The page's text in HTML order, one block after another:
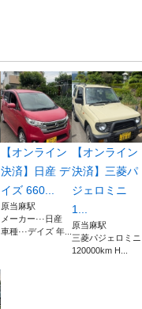
【オンライン
決済】日産 デ
イズ 660...
原当麻駅
メーカー···日産
車種···デイズ 年...
【オンライン
決済】三菱パ
ジェロミニ
1...
原当麻駅
三菱パジェロミニ
120000km H...